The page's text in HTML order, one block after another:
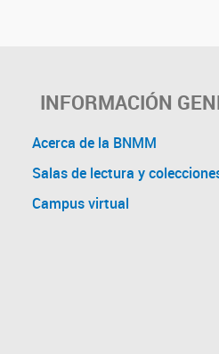
INFORMACIÓN
Acerca de la BNMM
Salas de lectura y
Campus virtual